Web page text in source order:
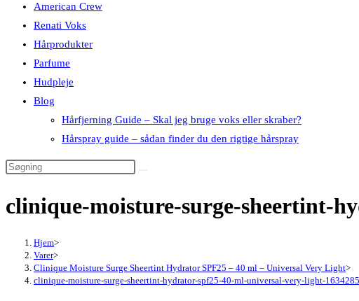
American Crew
Renati Voks
Hårprodukter
Parfume
Hudpleje
Blog
Hårfjerning Guide – Skal jeg bruge voks eller skraber?
Hårspray guide – sådan finder du den rigtige hårspray
clinique-moisture-surge-sheertint-
Hjem>
Varer>
Clinique Moisture Surge Sheertint Hydrator SPF25 – 40 ml – Universal Very Light>
clinique-moisture-surge-sheertint-hydrator-spf25-40-ml-universal-very-light-